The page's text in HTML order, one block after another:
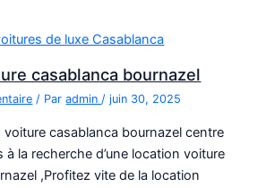
casablanca bournazel
/ Paradmin /juin 30, 2025
casablanca bournazel centre
à la recherche d’une location voiture
,Profitez vite de la location